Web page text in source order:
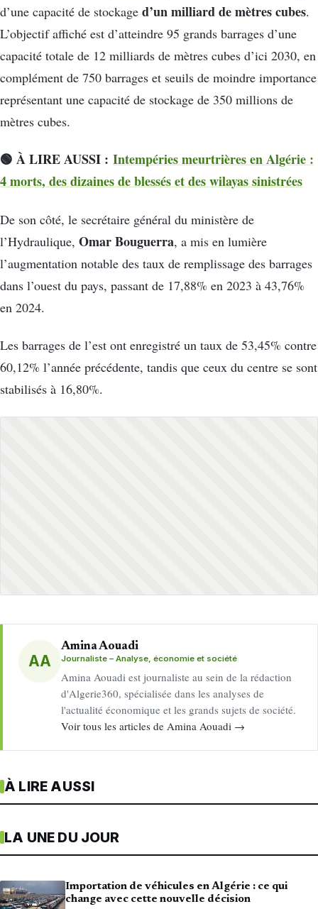
d’une capacité de stockage d’un milliard de mètres cubes.
L’objectif affiché est d’atteindre 95 grands barrages d’une
capacité totale de 12 milliards de mètres cubes d’ici 2030, en
complément de 750 barrages et seuils de moindre importance
représentant une capacité de stockage de 350 millions de
mètres cubes.
🟢 À LIRE AUSSI : Intempéries meurtrières en Algérie :
4 morts, des dizaines de blessés et des wilayas sinistrées
De son côté, le secrétaire général du ministère de
l’Hydraulique, Omar Bouguerra, a mis en lumière
l’augmentation notable des taux de remplissage des barrages
dans l’ouest du pays, passant de 17,88% en 2023 à 43,76%
en 2024.
Les barrages de l’est ont enregistré un taux de 53,45% contre
60,12% l’année précédente, tandis que ceux du centre se sont
stabilisés à 16,80%.
AA
Amina Aouadi
Journaliste – Analyse, économie et société
Amina Aouadi est journaliste au sein de la rédaction
d'Algerie360, spécialisée dans les analyses de
l'actualité économique et les grands sujets de société.
Voir tous les articles de Amina Aouadi →
À LIRE AUSSI
LA UNE DU JOUR
Importation de véhicules en Algérie : ce qui
change avec cette nouvelle décision